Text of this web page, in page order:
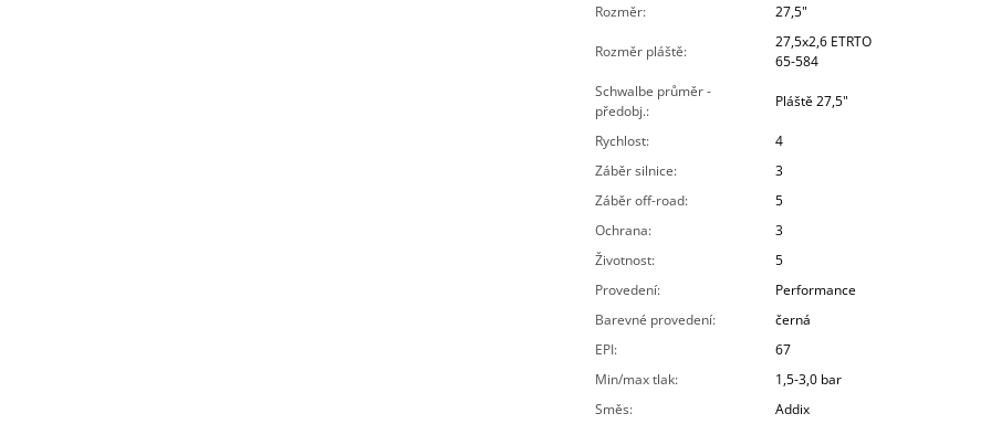
Rozměr: 27,5"
Rozměr pláště:
27,5x2,6 ETRTO
65-584
Schwalbe průměr -
předobj.:
Pláště 27,5"
Rychlost:
4
Záběr silnice:
3
Záběr off-road:
5
Ochrana:
3
Životnost:
5
Provedení:
Performance
Barevné provedení:
černá
EPI:
67
Min/max tlak:
1,5-3,0 bar
Směs:
Addix